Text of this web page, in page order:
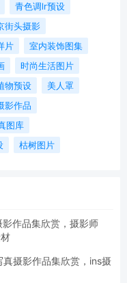
青色调lr预设
街头摄影
片
室内装饰图集
时尚生活图片
物预设
美人罩
影作品
图库
枯树图片
作品集欣赏，摄影师
摄影作品集欣赏，ins摄